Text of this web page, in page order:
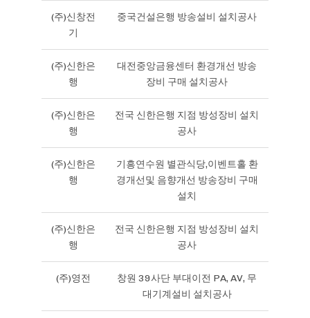
(주)신창전
기
중국건설은행 방송설비 설치공사
(주)신한은
행
대전중앙금융센터 환경개선 방송
장비 구매 설치공사
(주)신한은
행
전국 신한은행 지점 방성장비 설치
공사
(주)신한은
행
기흥연수원 별관식당,이벤트홀 환
경개선및 음향개선 방송장비 구매
설치
(주)신한은
행
전국 신한은행 지점 방성장비 설치
공사
(주)영전
창원 39사단 부대이전 PA, AV, 무
대기계설비 설치공사